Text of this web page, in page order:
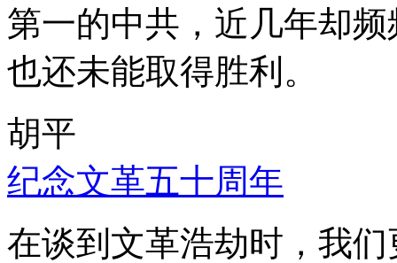
第一的中共，近几年却
也还未能取得胜利。
胡平
纪念文革五十周年
在谈到文革浩劫时，我